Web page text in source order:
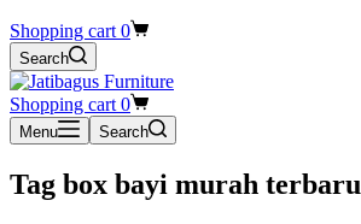
Shopping cart 0
Search
Shopping cart 0
Menu Search
Tag box bayi murah terbaru